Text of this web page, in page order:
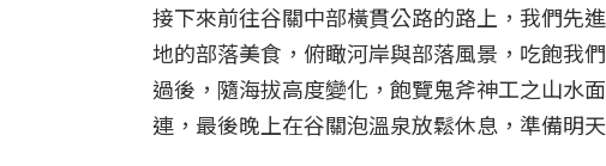
接下來前往谷關中部橫貫公路的路上，我們先
地的部落美食，俯瞰河岸與部落風景，吃飽我
過後，隨海拔高度變化，飽覽鬼斧神工之山水
連，最後晚上在谷關泡溫泉放鬆休息，準備明